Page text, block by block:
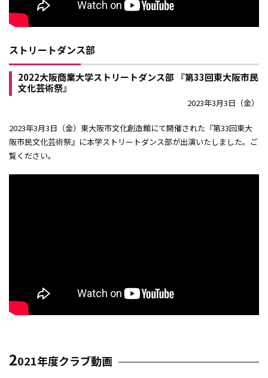
ストリートダンス部
2022大阪商業大学ストリートダンス部 『第33回東大阪市民
文化芸術祭』
2023年3月3日（金）
2023年3月3日（金）東大阪市文化創造館にて開催された『第33回東大
阪市民文化芸術祭』に本学ストリートダンス部が出演いたしました。ご
覧ください。
2021年度クラブ動画